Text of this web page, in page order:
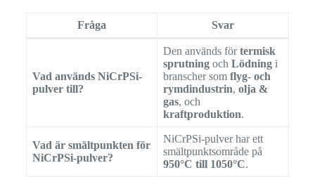
Fråga Svar
Vad används NiCrPSi-
pulver till?
Den används förtermisk
sprutningoch Lödningi
branscher som flyg- och
rymdindustrin, olja &
gas, och
kraftproduktion.
Vad är smältpunkten för
NiCrPSi-pulver?
NiCrPSi-pulver har ett
smältpunktsområde på
950°C till 1050°C.